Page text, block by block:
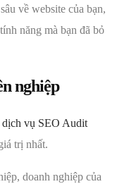
về website của bạn,
năng mà bạn đã bỏ
nghiệp
dịch vụ SEO Audit
trị nhất.
doanh nghiệp của